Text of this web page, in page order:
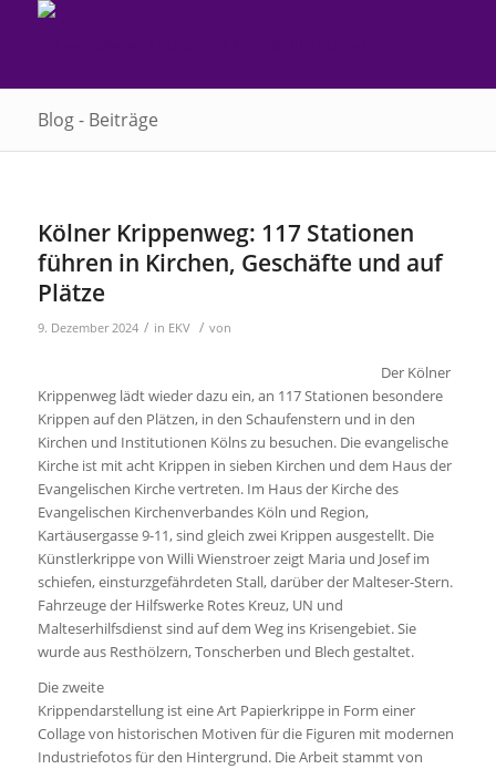
Blog - Beiträge
Kölner Krippenweg: 117 Stationen
führen in Kirchen, Geschäfte und auf
Plätze
9. Dezember 2024 / in EKV / von
Der Kölner
Krippenweg lädt wieder dazu ein, an 117 Stationen besondere
Krippen auf den Plätzen, in den Schaufenstern und in den
Kirchen und Institutionen Kölns zu besuchen. Die evangelische
Kirche ist mit acht Krippen in sieben Kirchen und dem Haus der
Evangelischen Kirche vertreten. Im Haus der Kirche des
Evangelischen Kirchenverbandes Köln und Region,
Kartäusergasse 9-11, sind gleich zwei Krippen ausgestellt. Die
Künstlerkrippe von Willi Wienstroer zeigt Maria und Josef im
schiefen, einsturzgefährdeten Stall, darüber der Malteser-Stern.
Fahrzeuge der Hilfswerke Rotes Kreuz, UN und
Malteserhilfsdienst sind auf dem Weg ins Krisengebiet. Sie
wurde aus Resthölzern, Tonscherben und Blech gestaltet.
Die zweite
Krippendarstellung ist eine Art Papierkrippe in Form einer
Collage von historischen Motiven für die Figuren mit modernen
Industriefotos für den Hintergrund. Die Arbeit stammt von